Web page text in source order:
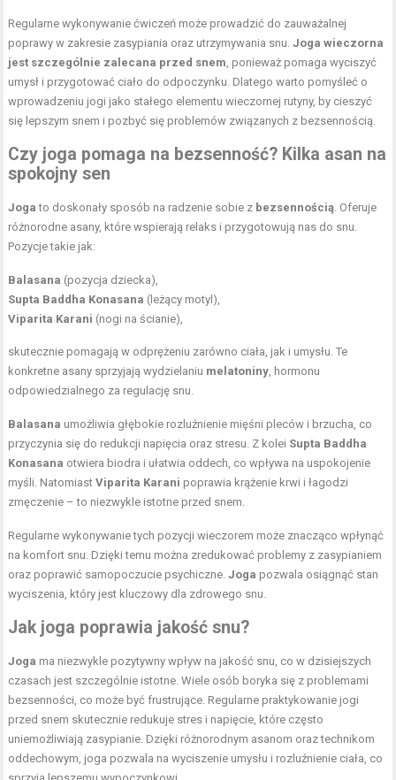
Regularne wykonywanie ćwiczeń może prowadzić do zauważalnej
poprawy w zakresie zasypiania oraz utrzymywania snu.Joga wieczorna
jest szczególnie zalecana przed snem , ponieważ pomaga wyciszyć
umysł i przygotować ciało do odpoczynku. Dlatego warto pomyśleć o
wprowadzeniu jogi jako stałego elementu wieczornej rutyny, by cieszyć
się lepszym snem i pozbyć się problemów związanych z bezsennością.
Czy joga pomaga na bezsenność? Kilka asan na
spokojny sen
Joga to doskonały sposób na radzenie sobie z bezsennością . Oferuje
różnorodne asany, które wspierają relaks i przygotowują nas do snu.
Pozycje takie jak:
Balasana (pozycja dziecka),
Supta Baddha Konasana (leżący motyl),
Viparita Karani (nogi na ścianie),
skutecznie pomagają w odprężeniu zarówno ciała, jak i umysłu. Te
konkretne asany sprzyjają wydzielaniu melatoniny , hormonu
odpowiedzialnego za regulację snu.
Balasana umożliwia głębokie rozluźnienie mięśni pleców i brzucha, co
przyczynia się do redukcji napięcia oraz stresu. Z kolei Supta Baddha
Konasana otwiera biodra i ułatwia oddech, co wpływa na uspokojenie
myśli. NatomiastViparita Karani poprawia krążenie krwi i łagodzi
zmęczenie – to niezwykle istotne przed snem.
Regularne wykonywanie tych pozycji wieczorem może znacząco wpłynąć
na komfort snu. Dzięki temu można zredukować problemy z zasypianiem
oraz poprawić samopoczucie psychiczne.Joga pozwala osiągnąć stan
wyciszenia, który jest kluczowy dla zdrowego snu.
Jak joga poprawia jakość snu?
Joga ma niezwykle pozytywny wpływ na jakość snu, co w dzisiejszych
czasach jest szczególnie istotne. Wiele osób boryka się z problemami
bezsenności, co może być frustrujące. Regularne praktykowanie jogi
przed snem skutecznie redukuje stres i napięcie, które często
uniemożliwiają zasypianie. Dzięki różnorodnym asanom oraz technikom
oddechowym, joga pozwala na wyciszenie umysłu i rozluźnienie ciała, co